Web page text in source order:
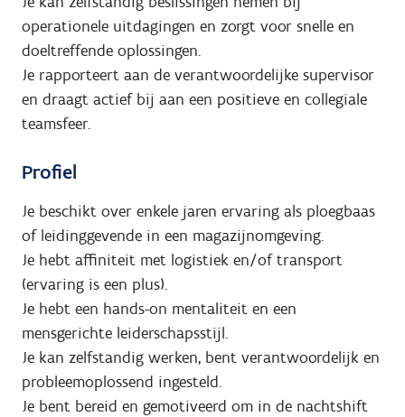
operationele uitdagingen en zorgt voor snelle en
doeltreffende oplossingen.
Je rapporteert aan de verantwoordelijke supervisor
en draagt actief bij aan een positieve en collegiale
teamsfeer.
Profiel
Je beschikt over enkele jaren ervaring als ploegbaas
of leidinggevende in een magazijnomgeving.
Je hebt affiniteit met logistiek en/of transport
(ervaring is een plus).
Je hebt een hands-on mentaliteit en een
mensgerichte leiderschapsstijl.
Je kan zelfstandig werken, bent verantwoordelijk en
probleemoplossend ingesteld.
Je bent bereid en gemotiveerd om in de nachtshift